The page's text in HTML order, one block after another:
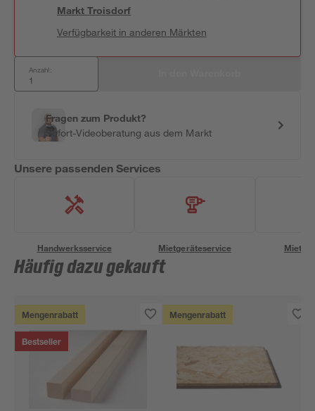
MarktTroisdorf
Verfügbarkeit in anderen Märkten
Anzahl:
Fragen zum Produkt?
Sofort-Videoberatung aus dem Markt
Unsere passenden Services
Handwerksservice Mietgeräteservice
Häufig dazu gekauft
Mengenrabatt
Bestseller
Mengenrabatt